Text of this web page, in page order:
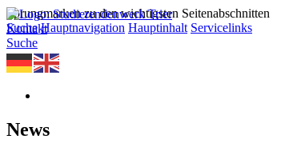
Sprungmarken zu den wichtigsten Seitenabschnitten
Suche Hauptnavigation Hauptinhalt Servicelinks
Kontakt
Suche
News